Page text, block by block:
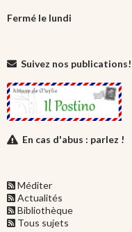
Fermé le lundi
Suivez nos publications!
En cas d'abus : parlez !
Méditer
Actualités
Bibliothèque
Tous sujets